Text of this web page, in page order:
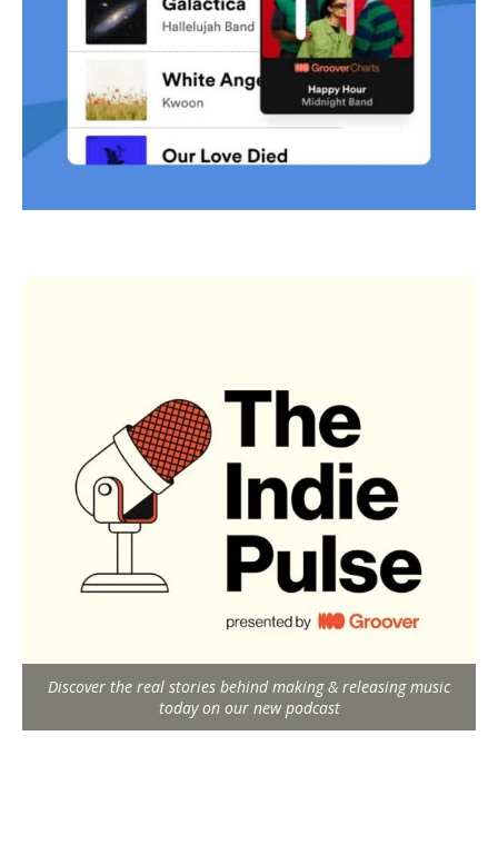
Discover the real stories behind making & releasing music
today on our new podcast